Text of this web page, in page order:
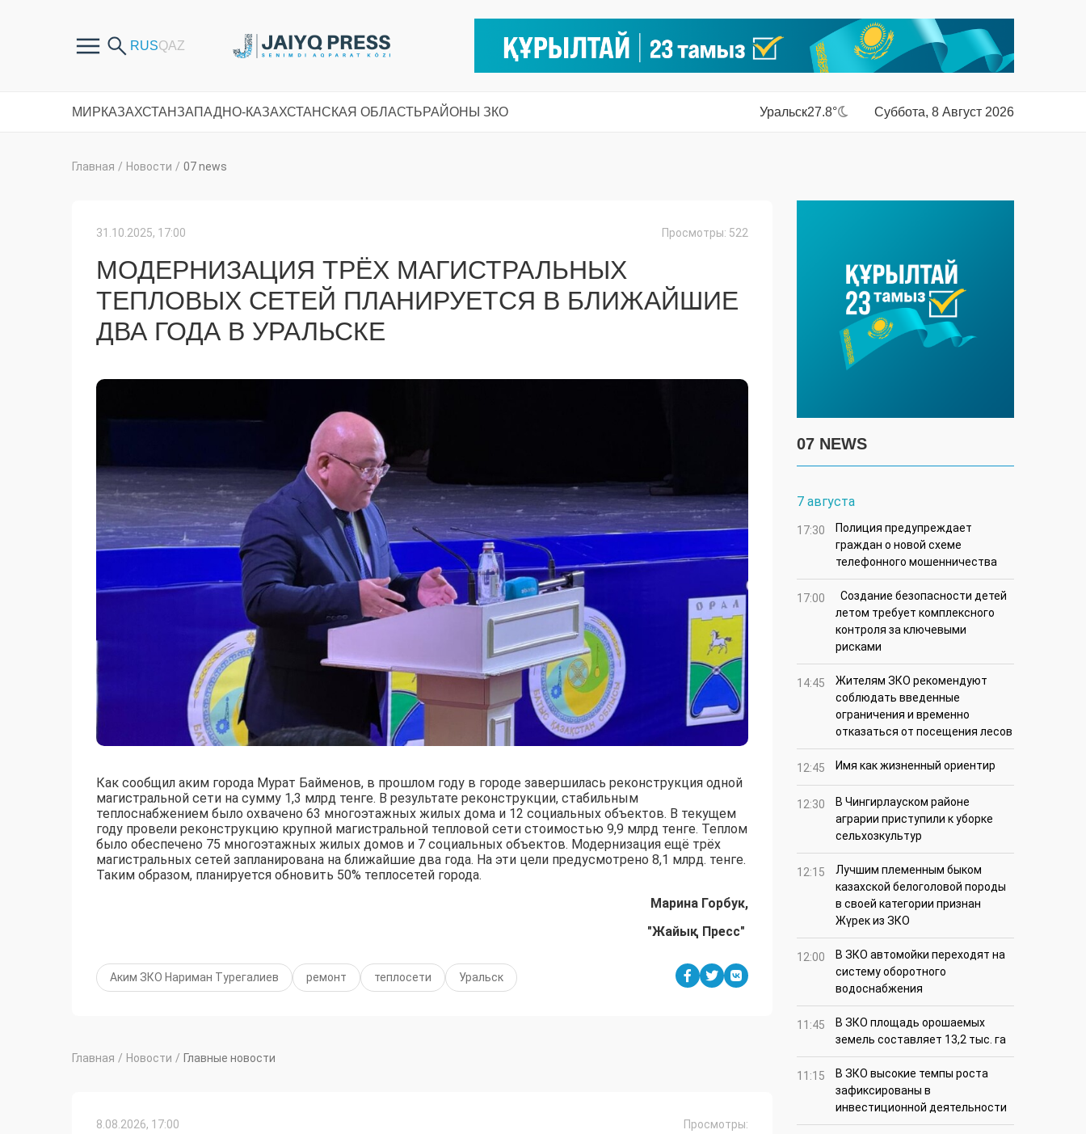
МИРКАЗАХСТАНЗАПАДНО-КАЗАХСТАНСКАЯ ОБЛАСТЬРАЙОНЫ ЗКО Уральск27.8° Суббота, 8 Август 2026
Главная / Новости / 07 news
31.10.2025, 17:00 Просмотры: 522
МОДЕРНИЗАЦИЯ ТРЁХ МАГИСТРАЛЬНЫХ
ТЕПЛОВЫХ СЕТЕЙ ПЛАНИРУЕТСЯ В БЛИЖАЙШИЕ
ДВА ГОДА В УРАЛЬСКЕ
Как сообщил аким города Мурат Байменов, в прошлом году в городе завершилась реконструкция одной
магистральной сети на сумму 1,3 млрд тенге. В результате реконструкции, стабильным
теплоснабжением было охвачено 63 многоэтажных жилых дома и 12 социальных объектов. В текущем
году провели реконструкцию крупной магистральной тепловой сети стоимостью 9,9 млрд тенге. Теплом
было обеспечено 75 многоэтажных жилых домов и 7 социальных объектов. Модернизация ещё трёх
магистральных сетей запланирована на ближайшие два года. На эти цели предусмотрено 8,1 млрд. тенге.
Таким образом, планируется обновить 50% теплосетей города.
Марина Горбук,
"Жайық Пресс"
Аким ЗКО Нариман Турегалиев ремонт теплосети Уральск
Главная / Новости / Главные новости
8.08.2026, 17:00 Просмотры:
07 NEWS
7 августа
17:30
Полиция предупреждает
граждан о новой схеме
телефонного мошенничества
17:00
Создание безопасности детей
летом требует комплексного
контроля за ключевыми
рисками
14:45
Жителям ЗКО рекомендуют
соблюдать введенные
ограничения и временно
отказаться от посещения лесов
12:45 Имя как жизненный ориентир
12:30
В Чингирлауском районе
аграрии приступили к уборке
сельхозкультур
12:15
Лучшим племенным быком
казахской белоголовой породы
в своей категории признан
Жүрек из ЗКО
12:00
В ЗКО автомойки переходят на
систему оборотного
водоснабжения
11:45
В ЗКО площадь орошаемых
земель составляет 13,2 тыс. га
11:15
В ЗКО высокие темпы роста
зафиксированы в
инвестиционной деятельности